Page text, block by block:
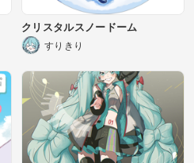
クリスタルスノードーム
すりきり